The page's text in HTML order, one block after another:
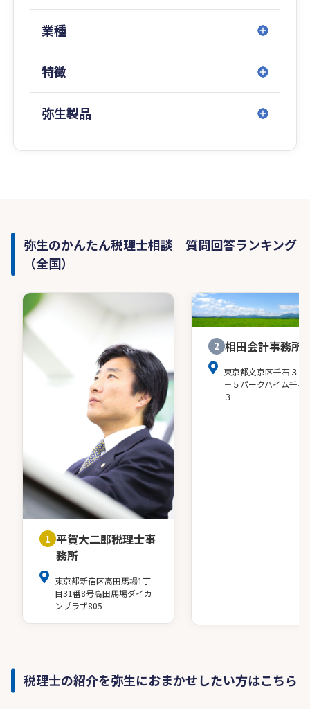
業種
特徴
弥生製品
弥生のかんたん税理士相談 質問回答ランキング
（全国）
1 平賀大二郎税理士事
務所
東京都新宿区高田馬場1丁
目31番8号高田馬場ダイカ
ンプラザ805
2 相田会計事務所
東京都文京区千石３－
－５パークハイム千石
３
税理士の紹介を弥生におまかせしたい方はこちら